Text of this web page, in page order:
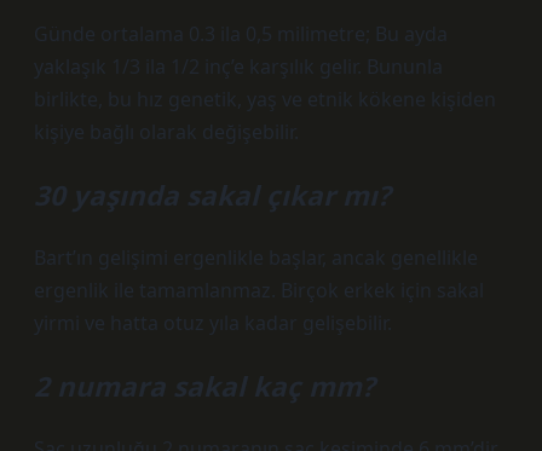
Günde ortalama 0.3 ila 0,5 milimetre; Bu ayda
yaklaşık 1/3 ila 1/2 inç’e karşılık gelir. Bununla
birlikte, bu hız genetik, yaş ve etnik kökene kişiden
kişiye bağlı olarak değişebilir.
30 yaşında sakal çıkar mı?
Bart’ın gelişimi ergenlikle başlar, ancak genellikle
ergenlik ile tamamlanmaz. Birçok erkek için sakal
yirmi ve hatta otuz yıla kadar gelişebilir.
2 numara sakal kaç mm?